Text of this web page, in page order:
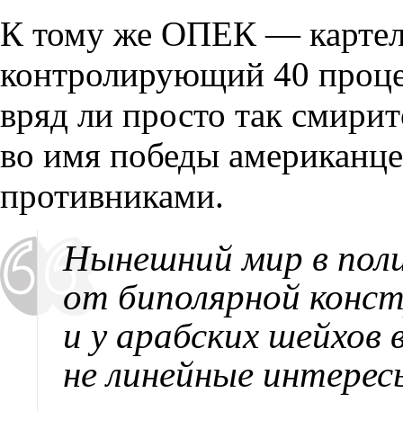
К тому же ОПЕК —
контролирующий 40
вряд ли просто так
во имя победы
противниками.
Нынешний мир в
от биполярной
и у арабских
не линейные